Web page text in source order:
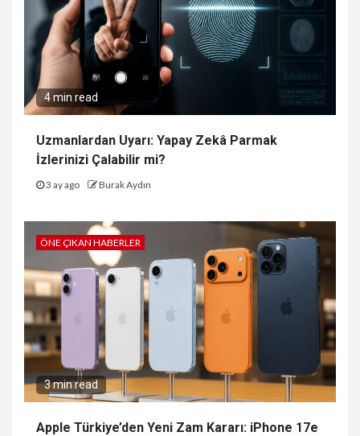
4 min read
Uzmanlardan Uyarı: Yapay Zekâ Parmak
İzlerinizi Çalabilir mi?
3 ay ago Burak Aydın
ÖNE ÇIKAN HABERLER
3 min read
Apple Türkiye’den Yeni Zam Kararı: iPhone 17e